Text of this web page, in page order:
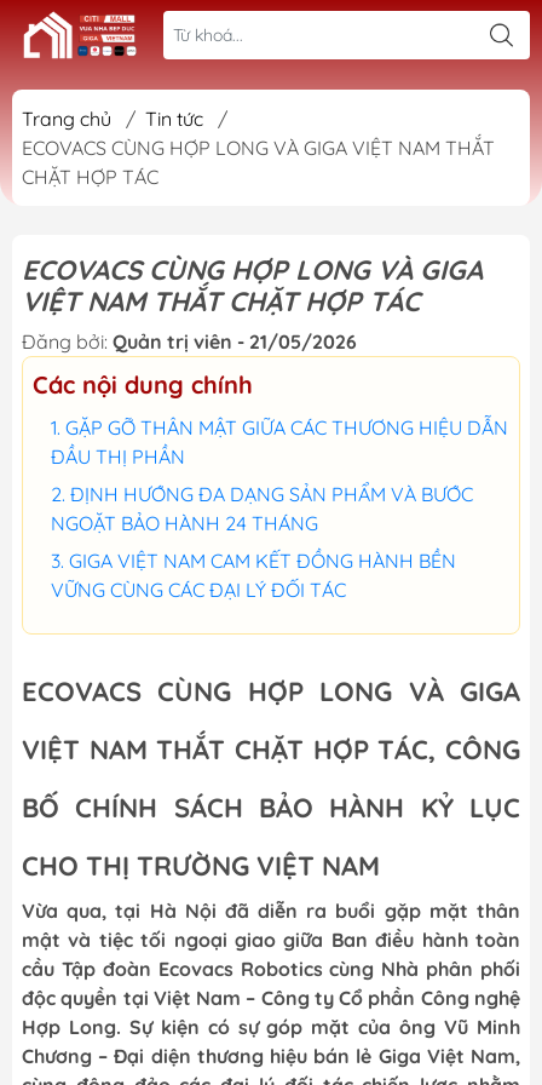
Trang chủ / Tin tức
/
ECOVACS CÙNG HỢP LONG VÀ GIGA VIỆT NAM THẮT
CHẶT HỢP TÁC
ECOVACS CÙNG HỢP LONG VÀ GIGA
VIỆT NAM THẮT CHẶT HỢP TÁC
Đăng bởi: Quản trị viên - 21/05/2026
Các nội dung chính
GẶP GỠ THÂN MẬT GIỮA CÁC THƯƠNG HIỆU DẪN
ĐẦU THỊ PHẦN
ĐỊNH HƯỚNG ĐA DẠNG SẢN PHẨM VÀ BƯỚC
NGOẶT BẢO HÀNH 24 THÁNG
GIGA VIỆT NAM CAM KẾT ĐỒNG HÀNH BỀN
VỮNG CÙNG CÁC ĐẠI LÝ ĐỐI TÁC
ECOVACS CÙNG HỢP LONG VÀ GIGA
VIỆT NAM THẮT CHẶT HỢP TÁC, CÔNG
BỐ CHÍNH SÁCH BẢO HÀNH KỶ LỤC
CHO THỊ TRƯỜNG VIỆT NAM
Vừa qua, tại Hà Nội đã diễn ra buổi gặp mặt thân
mật và tiệc tối ngoại giao giữa Ban điều hành toàn
cầu Tập đoàn Ecovacs Robotics cùng Nhà phân phối
độc quyền tại Việt Nam – Công ty Cổ phần Công nghệ
Hợp Long. Sự kiện có sự góp mặt của ông Vũ Minh
Chương – Đại diện thương hiệu bán lẻ Giga Việt Nam,